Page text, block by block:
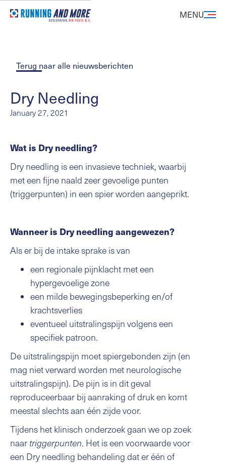
MENU
Terug naar alle nieuwsberichten
Dry Needling
January 27, 2021
Wat is Dry needling?
Dry needling is een invasieve techniek, waarbij
met een fijne naald zeer gevoelige punten
(triggerpunten) in een spier worden aangeprikt.
Wanneer is Dry needling aangewezen?
Als er bij de intake sprake is van
een regionale pijnklacht met een
hypergevoelige zone
een milde bewegingsbeperking en/of
krachtsverlies
eventueel uitstralingspijn volgens een
specifiek patroon.
De uitstralingspijn moet spiergebonden zijn (en
mag niet verward worden met neurologische
uitstralingspijn). De pijn is in dit geval
reproduceerbaar bij aanraking of druk en komt
meestal slechts aan één zijde voor.
Tijdens het klinisch onderzoek gaan we op zoek
naar triggerpunten. Het is een voorwaarde voor
een Dry needling behandeling dat er één of